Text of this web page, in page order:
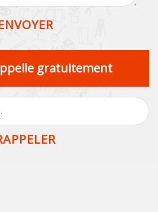
gratuitement